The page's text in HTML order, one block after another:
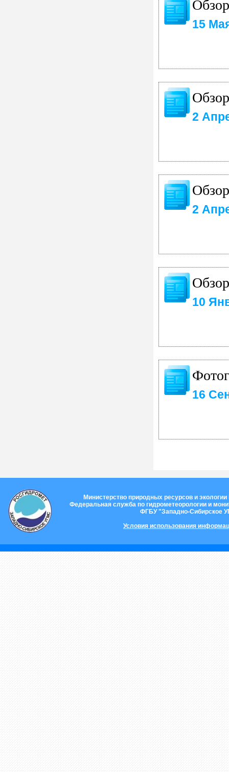
15
2
2
10
16
Министерство природных ресурсов и
Федеральная служба по гидрометеорологии и
ФГБУ "Западно-Сибирское
Условия использования